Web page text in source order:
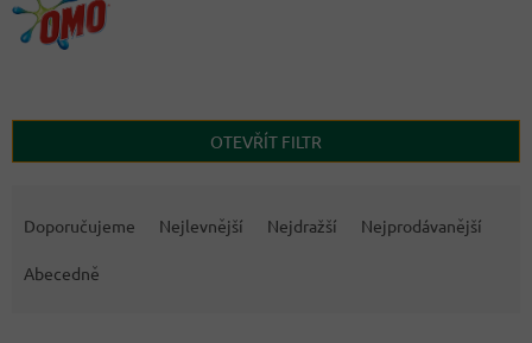
OTEVŘÍT FILTR
Doporučujeme Nejlevnější Nejdražší Nejprodávanější
Abecedně